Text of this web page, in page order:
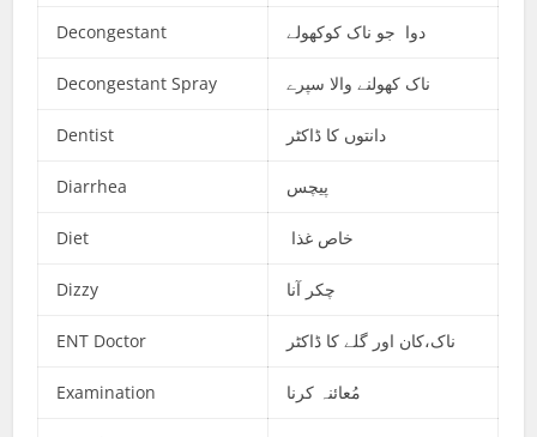
Decongestant دوا جو ناک کوکھولے
Decongestant Spray ناک کھولنے والا سپرے
Dentist دانتوں کا ڈاکٹر
Diarrhea پیچس
Diet خاص غذا
Dizzy چکر آنا
ENT Doctor ناک،کان اور گلے کا ڈاکٹر
Examination مُعائنہ کرنا